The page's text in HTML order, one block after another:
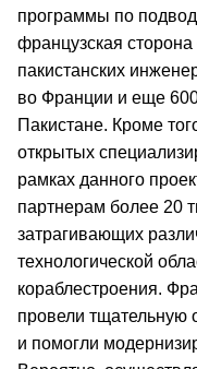
программы по
французская
пакистанских
во Франции и еще
Пакистане. Кроме
открытых
рамках данного
партнерам более 20
затрагивающих
технологической
кораблестроения.
провели тщательную
и помогли